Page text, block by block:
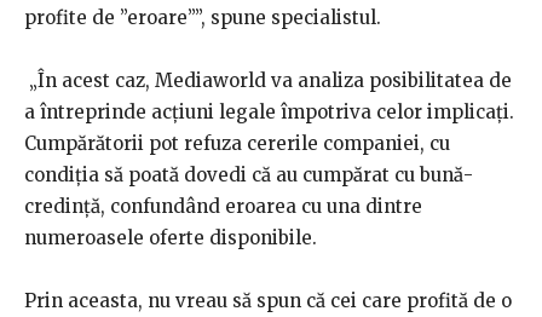
profite de ”eroare””, spune specialistul.
„În acest caz, Mediaworld va analiza posibilitatea de
a întreprinde acțiuni legale împotriva celor implicați.
Cumpărătorii pot refuza cererile companiei, cu
condiția să poată dovedi că au cumpărat cu bună-
credință, confundând eroarea cu una dintre
numeroasele oferte disponibile.
Prin aceasta, nu vreau să spun că cei care profită de o